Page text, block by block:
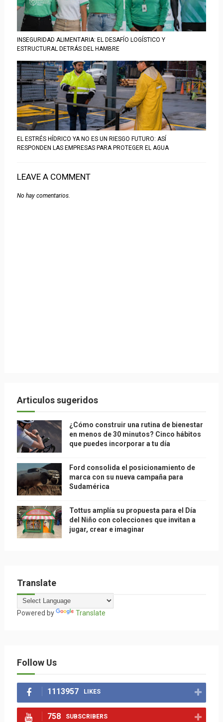
INSEGURIDAD ALIMENTARIA: EL DESAFÍO LOGÍSTICO Y
ESTRUCTURAL DETRÁS DEL HAMBRE
EL ESTRÉS HÍDRICO YA NO ES UN RIESGO FUTURO: ASÍ
RESPONDEN LAS EMPRESAS PARA PROTEGER EL AGUA
LEAVE A COMMENT
No hay comentarios.
Articulos sugeridos
¿Cómo construir una rutina de bienestar
en menos de 30 minutos? Cinco hábitos
que puedes incorporar a tu día
Ford consolida el posicionamiento de
marca con su nueva campaña para
Sudamérica
Tottus amplía su propuesta para el Día
del Niño con colecciones que invitan a
jugar, crear e imaginar
Translate
Powered by Translate
Follow Us
1113957 LIKES
758 SUBSCRIBERS